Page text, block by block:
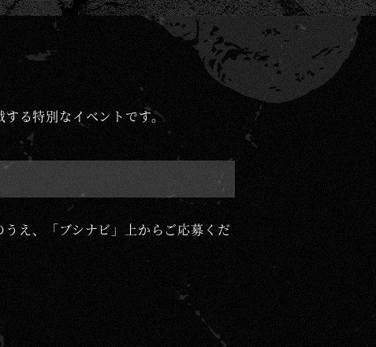
e
l
る特別なイベントです。
え、「ブシナビ」上からご応募くだ